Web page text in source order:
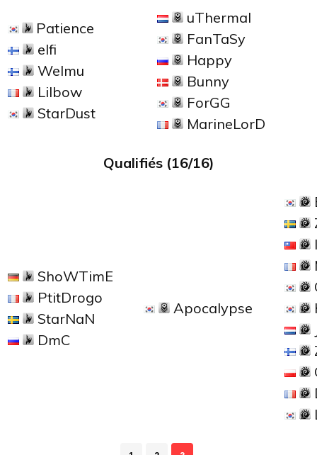
Patience
elfi
Welmu
Lilbow
StarDust
uThermal
FanTaSy
Happy
Bunny
ForGG
MarineLorD
Qualifiés (16/16)
ShoWTimE
PtitDrogo
StarNaN
DmC
Apocalypse